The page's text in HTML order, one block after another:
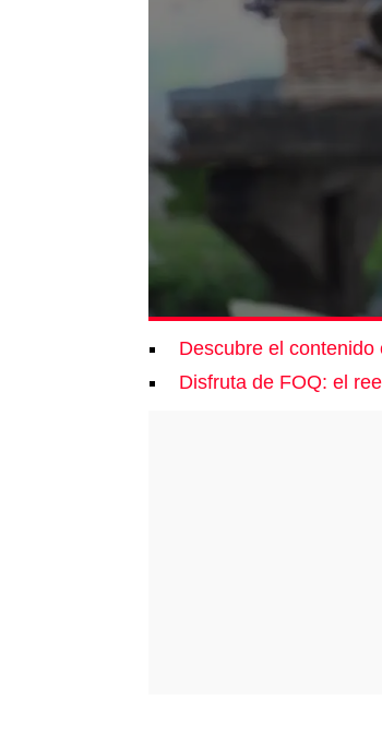
Descubre el
Disfruta de FOQ: el